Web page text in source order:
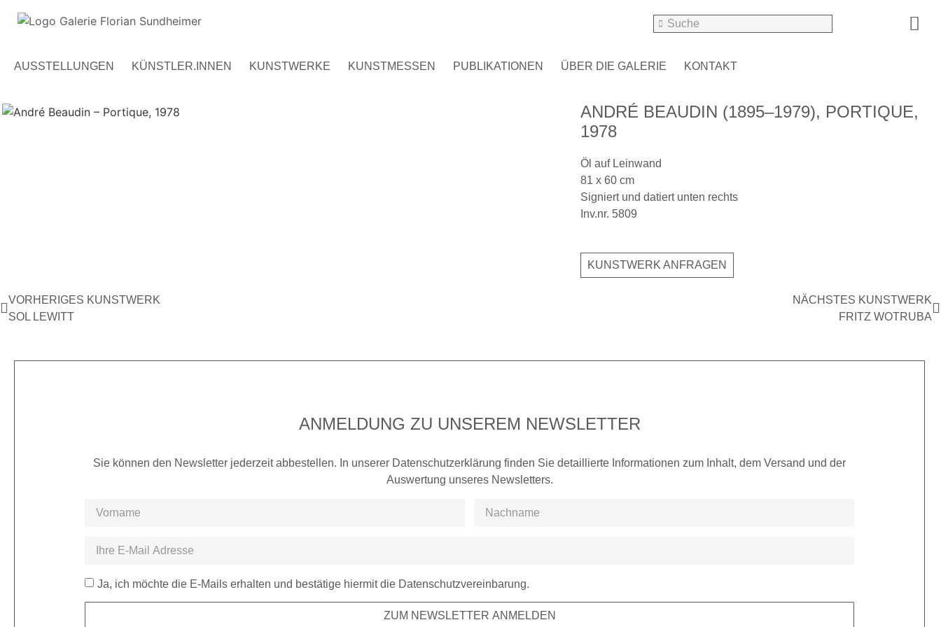
AUSSTELLUNGEN KÜNSTLER.INNEN KUNSTWERKE KUNSTMESSEN PUBLIKATIONEN ÜBER DIE GALERIE KONTAKT
ANDRÉ BEAUDIN (1895–1979), PORTIQUE,
1978
Öl auf Leinwand
81 x 60 cm
Signiert und datiert unten rechts
Inv.nr. 5809
KUNSTWERK ANFRAGEN
VORHERIGES KUNSTWERK
SOL LEWITT
NÄCHSTES KUNSTWERK
FRITZ WOTRUBA
ANMELDUNG ZU UNSEREM NEWSLETTER
Sie können den Newsletter jederzeit abbestellen. In unserer Datenschutzerklärung finden Sie detaillierte Informationen zum Inhalt, dem Versand und der
Auswertung unseres Newsletters.
Ja, ich möchte die E-Mails erhalten und bestätige hiermit die Datenschutzvereinbarung.
ZUM NEWSLETTER ANMELDEN